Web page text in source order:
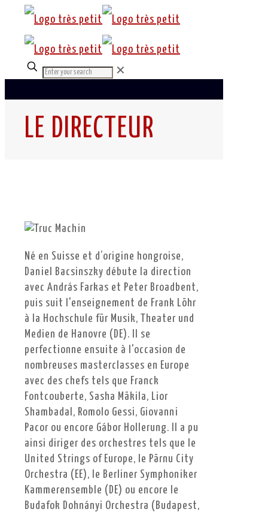
✕
LE DIRECTEUR
Né en Suisse et d’origine hongroise,
Daniel Bacsinszky débute la direction
avec András Farkas et Peter Broadbent,
puis suit l'enseignement de Frank Löhr
à la Hochschule für Musik, Theater und
Medien de Hanovre (DE). Il se
perfectionne ensuite à l'occasion de
nombreuses masterclasses en Europe
avec des chefs tels que Franck
Fontcouberte, Sasha Mäkila, Lior
Shambadal, Romolo Gessi, Giovanni
Pacor ou encore Gábor Hollerung. Il a pu
ainsi diriger des orchestres tels que le
United Strings of Europe, le Pärnu City
Orchestra (EE), le Berliner Symphoniker
Kammerensemble (DE) ou encore le
Budafok Dohnányi Orchestra (Budapest,